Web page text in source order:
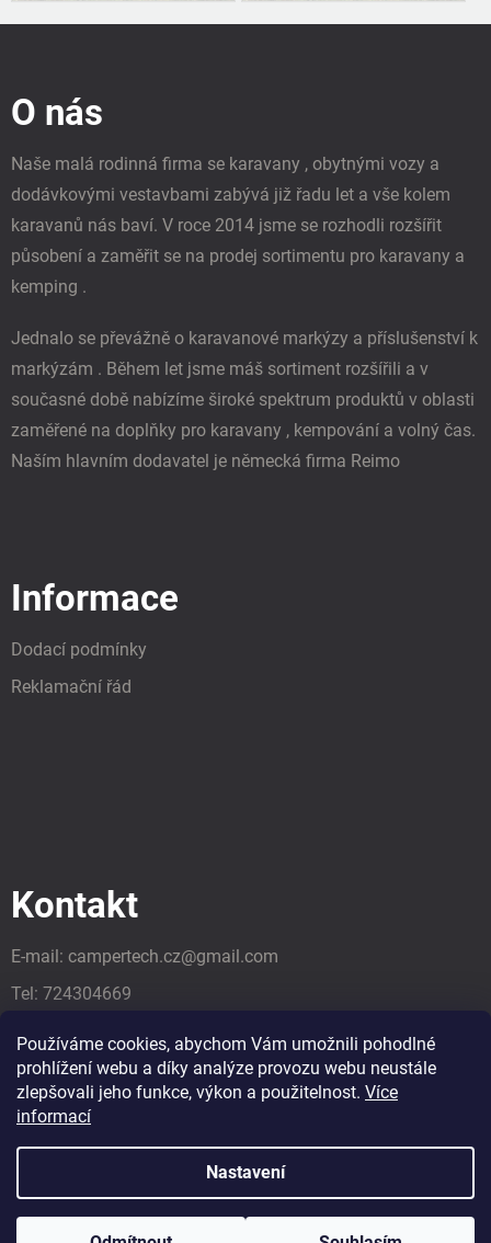
Používáme cookies, abychom Vám umožnili pohodlné
prohlížení webu a díky analýze provozu webu neustále
zlepšovali jeho funkce, výkon a použitelnost. Více
informací
Nastavení
O nás
Naše malá rodinná firma se karavany , obytnými vozy a
dodávkovými vestavbami zabývá již řadu let a vše kolem
karavanů nás baví. V roce 2014 jsme se rozhodli rozšířit
působení a zaměřit se na prodej sortimentu pro karavany a
kemping .
Jednalo se převážně o karavanové markýzy a příslušenství k
markýzám . Během let jsme máš sortiment rozšířili a v
současné době nabízíme široké spektrum produktů v oblasti
zaměřené na doplňky pro karavany , kempování a volný čas.
Naším hlavním dodavatel je německá firma Reimo
Informace
Dodací podmínky
Reklamační řád
Kontakt
E-mail: campertech.cz@gmail.com
Tel: 724304669